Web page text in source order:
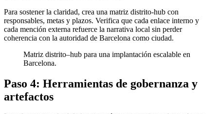
Para sostener la claridad, crea una matriz distrito-hub con
responsables, metas y plazos. Verifica que cada enlace interno y
cada mención externa refuerce la narrativa local sin perder
coherencia con la autoridad de Barcelona como ciudad.
Matriz distrito–hub para una implantación escalable en
Barcelona.
Paso 4: Herramientas de gobernanza y
artefactos